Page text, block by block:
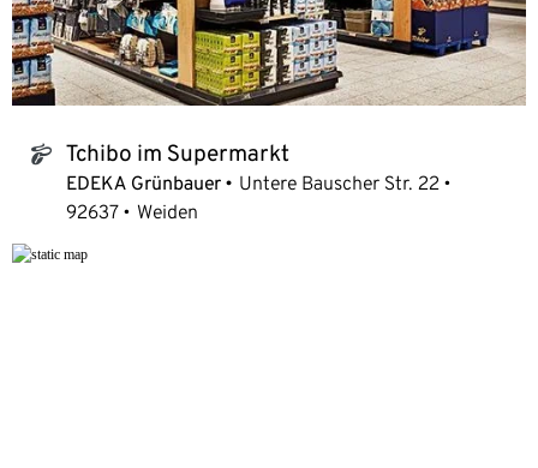
tchibo_logo Tchibo im Supermarkt
EDEKA Grünbauer
Untere Bauscher Str. 22
92637
Weiden